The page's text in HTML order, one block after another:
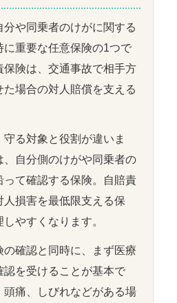
分や同乗者のけがに関する
に重要な任意保険の1つで
保険は、交通事故で相手方
場合の対人賠償を支える
る対象と役割が違いま
、自分側のけがや同乗者の
って確認する保険。自賠責
損害を最低限支える保
やすくなります。
確認と同時に、まず医療
認を受けることが基本で
頭痛、しびれなどがある場